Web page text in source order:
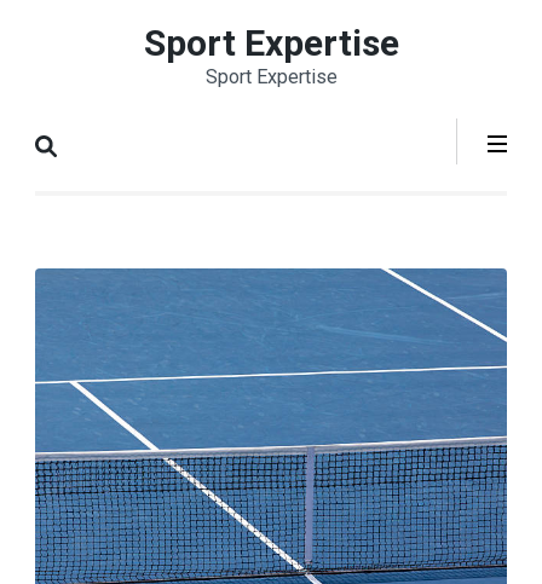
Entrée)
Sport Expertise
Sport Expertise